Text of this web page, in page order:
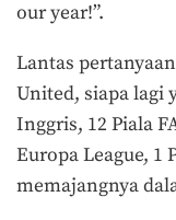
our year!”.
Lantas
United, siapa lagi
Inggris, 12 Piala
Europa League, 1
memajangnya